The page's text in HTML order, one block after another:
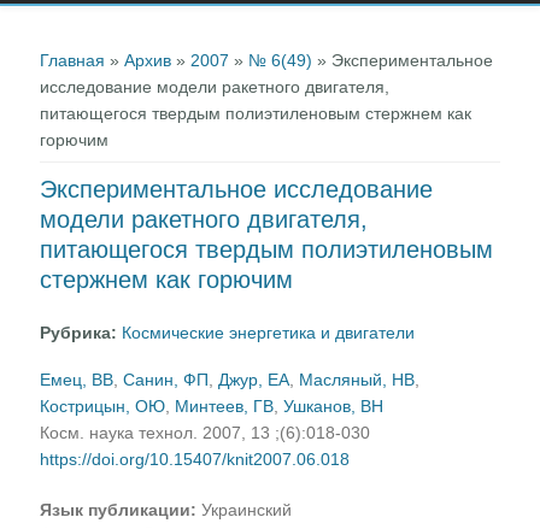
Главная »Архив » 2007 » № 6(49) » Экспериментальное
исследование модели ракетного двигателя,
питающегося твердым полиэтиленовым стержнем как
горючим
Экспериментальное исследование
модели ракетного двигателя,
питающегося твердым полиэтиленовым
стержнем как горючим
Рубрика: Космические энергетика и двигатели
Емец, ВВ ,Санин, ФП Джур, ЕА Масляный, НВ
Кострицын, ОЮ Минтеев, ГВ ,Ушканов, ВН
Косм. наука технол. 2007, 13 ;(6):018-030
https://doi.org/10.15407/knit2007.06.018
Язык публикации: Украинский